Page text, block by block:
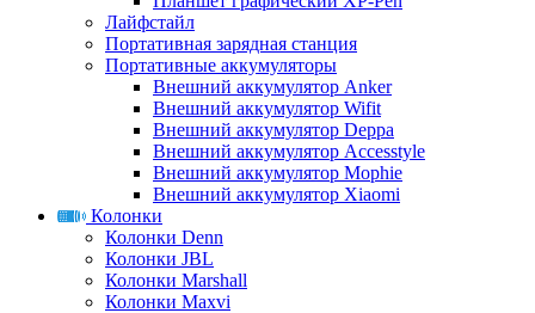
Лайфстайл
Портативная зарядная станция
Портативные аккумуляторы
Внешний аккумулятор Anker
Внешний аккумулятор Wifit
Внешний аккумулятор Deppa
Внешний аккумулятор Accesstyle
Внешний аккумулятор Mophie
Внешний аккумулятор Xiaomi
Колонки
Колонки Denn
Колонки JBL
Колонки Marshall
Колонки Maxvi